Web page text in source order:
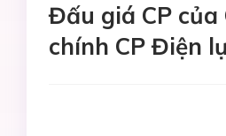
Đấu giá CP
chính CP Điện